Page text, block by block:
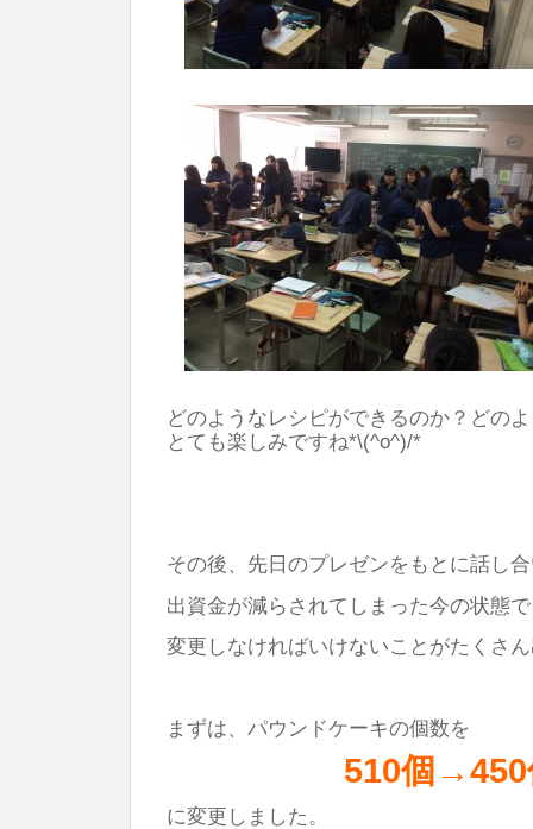
どのようなレシピができるのか？どの
とても楽しみですね*\(^o^)/*
その後、先日のプレゼンをもとに話し
出資金が減らされてしまった今の状態
変更しなければいけないことがたくさ
まずは、パウンドケーキの個数を
510個→450
に変更しました。